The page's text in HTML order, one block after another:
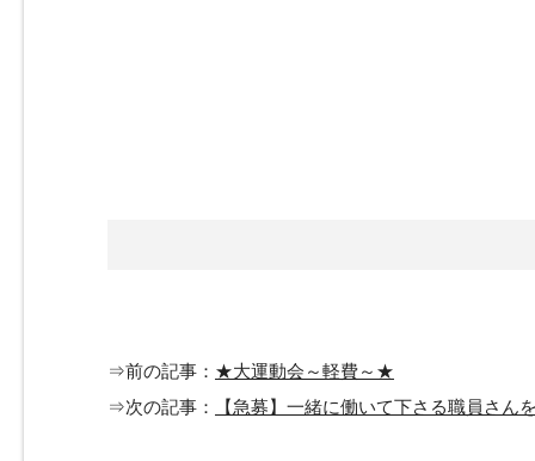
⇒前の記事： ★大運動会～軽費～★
⇒次の記事：
【急募】一緒に働いて下さる職員さん